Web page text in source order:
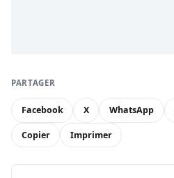
PARTAGER
Facebook X WhatsApp
Copier Imprimer